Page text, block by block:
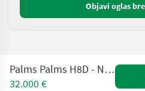
Objavi oglas
Palms Palms H8D - Neue Version mit K4.71
32.000 €